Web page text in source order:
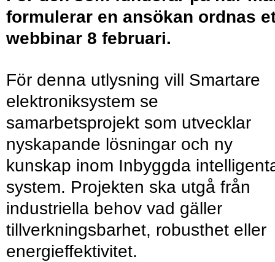
formulerar en ansökan ordnas
webbinar 8 februari.
För denna utlysning vill Smartare
elektroniksystem se
samarbetsprojekt som utvecklar
nyskapande lösningar och ny
kunskap inom Inbyggda
system. Projekten ska utgå från
industriella behov vad gäller
tillverkningsbarhet, robusthet eller
energieffektivitet.